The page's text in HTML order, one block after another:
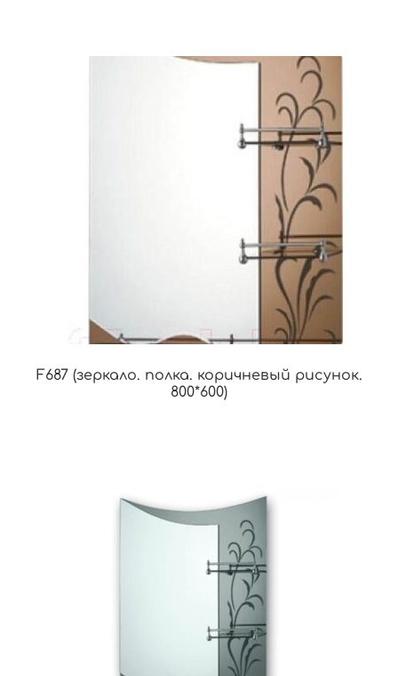
F687 (зеркало. полка. коричневый рисунок.
800*600)